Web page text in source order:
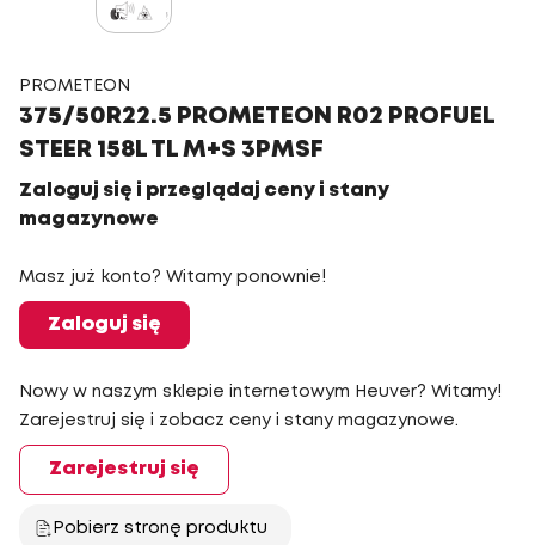
PROMETEON
375/50R22.5 PROMETEON R02 PROFUEL
STEER 158L TL M+S 3PMSF
Zaloguj się i przeglądaj ceny i stany
magazynowe
Masz już konto? Witamy ponownie!
Zaloguj się
Nowy w naszym sklepie internetowym Heuver? Witamy!
Zarejestruj się i zobacz ceny i stany magazynowe.
Zarejestruj się
Pobierz stronę produktu